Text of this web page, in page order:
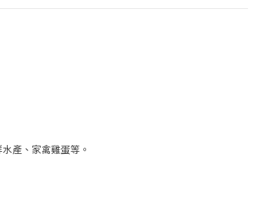
產、家禽雞蛋等。